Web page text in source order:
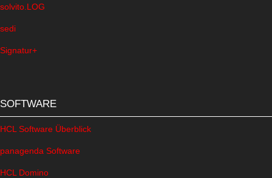
solvito.LOG
sedi
Signatur+
SOFTWARE
HCL Software Überblick
panagenda Software
HCL Domino